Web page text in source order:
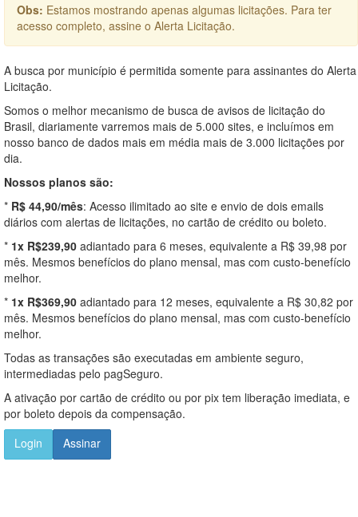
Obs: Estamos mostrando apenas algumas licitações. Para ter
acesso completo, assine o Alerta Licitação.
A busca por município é permitida somente para assinantes do Alerta
Licitação.
Somos o melhor mecanismo de busca de avisos de licitação do
Brasil, diariamente varremos mais de 5.000 sites, e incluímos em
nosso banco de dados mais em média mais de 3.000 licitações por
dia.
Nossos planos são:
* R$ 44,90/mês: Acesso ilimitado ao site e envio de dois emails
diários com alertas de licitações, no cartão de crédito ou boleto.
* 1x R$239,90 adiantado para 6 meses, equivalente a R$ 39,98 por
mês. Mesmos benefícios do plano mensal, mas com custo-benefício
melhor.
* 1x R$369,90 adiantado para 12 meses, equivalente a R$ 30,82 por
mês. Mesmos benefícios do plano mensal, mas com custo-benefício
melhor.
Todas as transações são executadas em ambiente seguro,
intermediadas pelo pagSeguro.
A ativação por cartão de crédito ou por pix tem liberação imediata, e
por boleto depois da compensação.
Login
Assinar